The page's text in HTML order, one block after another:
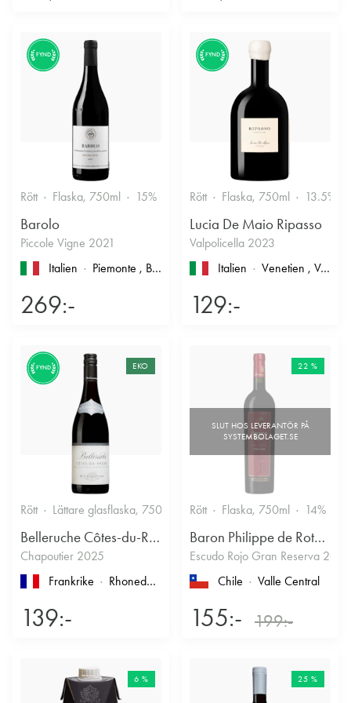
FYND
Rött Flaska, 750ml 15% Stramt & Nyanserat
Barolo
Piccole Vigne 2021
Italien
Piemonte , Barolo
269:-
FYND
Rött Flaska, 750ml 13.5%
Lucia De Maio Ripasso
Valpolicella 2023
Italien
Venetien , Valpolicella
129:-
FYND EKO
Rött Lättare glasflaska, 750ml 13.5% Kryddigt & Mustigt
Belleruche Côtes-du-Rhône
Chapoutier 2025
Frankrike
Rhonedalen , Côtes du Rhône
139:-
22 %
Rött Flaska, 750ml 14%
Baron Philippe de Rothschild Chile SA
Escudo Rojo Gran Reserva 2022
Chile
Valle Central
155:- 199:-
6 % 25 %